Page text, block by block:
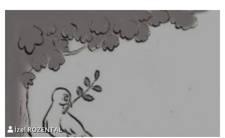
İzel ROZENTAL